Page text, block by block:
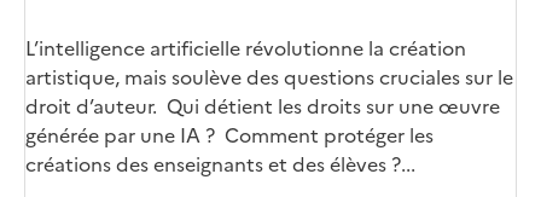
Corps
L’intelligence artificielle révolutionne la création
artistique, mais soulève des questions cruciales sur le
droit d’auteur. ​ Qui détient les droits sur une œuvre
générée par une IA ? ​ Comment protéger les
créations des enseignants et des élèves ?...